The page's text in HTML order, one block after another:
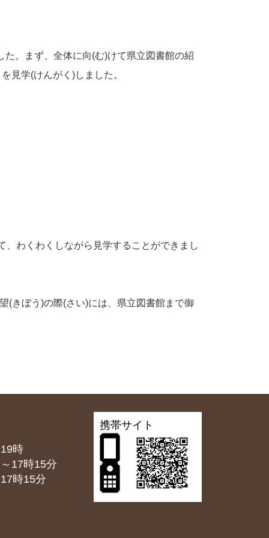
。まず、全体に向(む)けて県立図書館の紹
見学(けんがく)しました。
わくわくしながら見学することができまし
きぼう)の際(さい)には、県立図書館まで御
時
時15分
時15分
携帯サイト